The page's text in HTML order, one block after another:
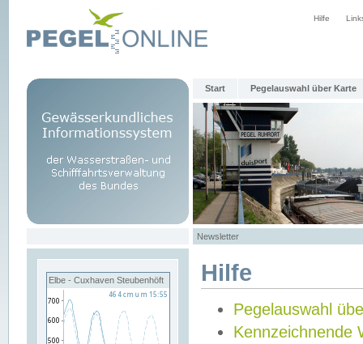
Hilfe
Start Pegelauswahl über Karte
Newsletter
Elbe - Cuxhaven Steubenhöft Hilfe
Pegelauswahl
Kennzeichnende